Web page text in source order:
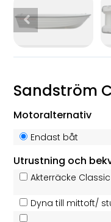
Sandström
Motoralternativ
Endast båt
Utrustning och
Akterräcke
Dyna till mittoft/